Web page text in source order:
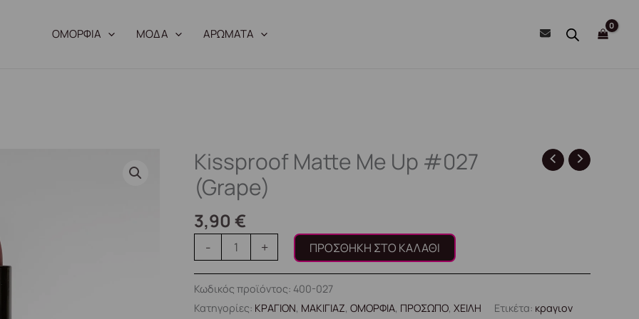
ΟΜΟΡΦΙΑ ΜΟΔΑ ΑΡΩΜΑΤΑ
Kissproof Matte Me Up #027
(Grape)
3,90€
-
Kissproof
Matte
Me
Up
#027
(Grape)
ποσότητα
+ ΠΡΟΣΘΉΚΗ ΣΤΟ ΚΑΛΆΘΙ
Κωδικός προϊόντος: 400-027
Κατηγορίες: ΚΡΑΓΙΟΝ, ΜΑΚΙΓΙΑΖ,ΟΜΟΡΦΙΑ, ΠΡΟΣΩΠΟ,ΧΕΙΛΗ Ετικέτα: κραγιον